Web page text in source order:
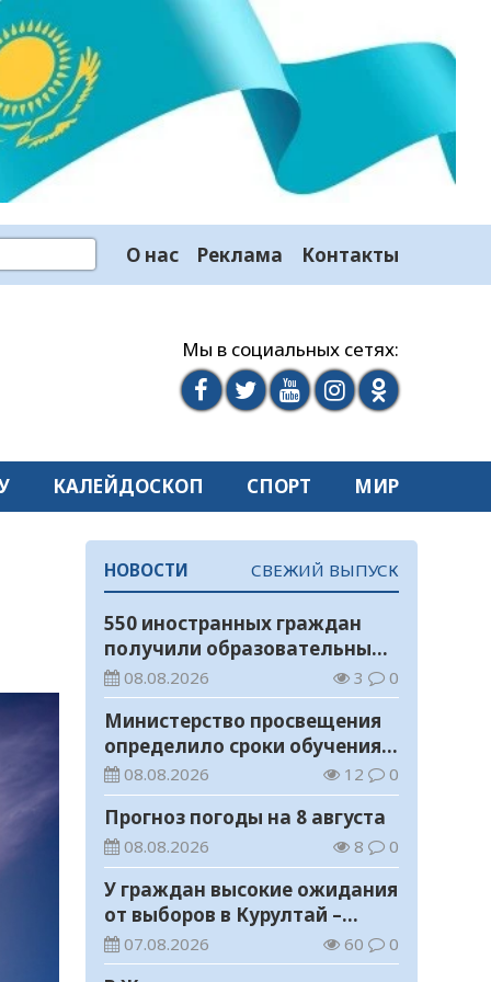
О нас Реклама Контакты
Мы в социальных сетях:
КАЛЕЙДОСКОП СПОРТ МИР
НОВОСТИ СВЕЖИЙ ВЫПУСК
550 иностранных граждан
получили образовательные
гранты для обучения в
Казахстане
08.08.2026 3 0
Министерство просвещения
определило сроки обучения и
каникул на 2026-2027
учебный год
08.08.2026 12 0
Прогноз погоды на 8 августа
08.08.2026 8 0
У граждан высокие ожидания
от выборов в Курултай –
опрос общественного мнения
07.08.2026 60 0